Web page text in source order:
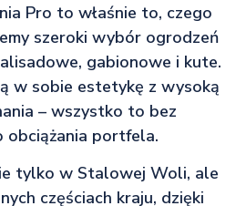
Pro to właśnie to, czego
szeroki wybór ogrodzeń
gabionowe i kute.
w sobie estetykę z wysoką
– wszystko to bez
obciążania portfela.
tylko w Stalowej Woli, ale
częściach kraju, dzięki